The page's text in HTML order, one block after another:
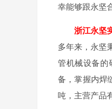
幸能够跟永坚
浙江永坚
多年来，永坚
管机械设备的
备，掌握内焊
吨，主营产品